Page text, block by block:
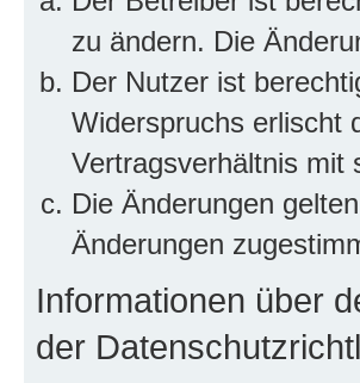
zu ändern. Die
Der Nutzer ist
Widerspruchs erlischt
Vertragsverhältnis mit
Die Änderungen
Änderungen
Informationen über
der